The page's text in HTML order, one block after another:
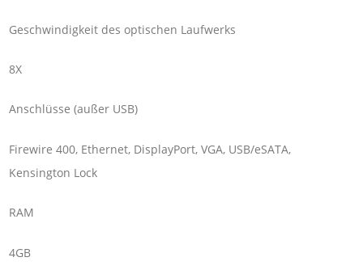
Geschwindigkeit des optischen Laufwerks
8X
Anschlüsse (außer USB)
Firewire 400, Ethernet, DisplayPort, VGA, USB/eSATA,
Kensington Lock
RAM
4GB